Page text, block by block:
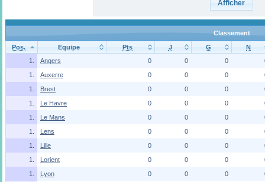
Classement
Pos.
Equipe Pts J G
N
1.
Angers 0 0 0
1.
Auxerre 0 0 0
1.
Brest 0 0 0
1.
Le Havre 0 0 0
1.
Le Mans 0 0 0
1.
Lens 0 0 0
1.
Lille 0 0 0
1.
Lorient 0 0 0
1.
Lyon 0 0 0